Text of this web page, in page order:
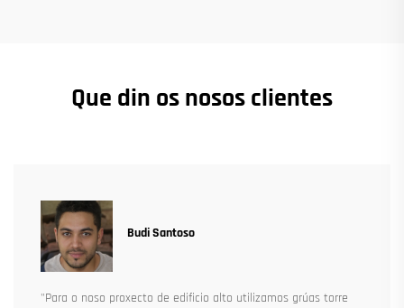
Que din os nosos clientes
Budi Santoso
"Para o noso proxecto de edificio alto utilizamos grúas torre